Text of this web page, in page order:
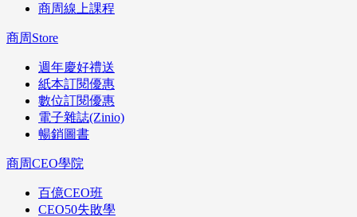
商周線上課程
商周Store
週年慶好禮送
紙本訂閱優惠
數位訂閱優惠
電子雜誌(Zinio)
暢銷圖書
商周CEO學院
百億CEO班
CEO50失敗學